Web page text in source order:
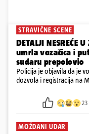
STRAVIČNE SCENE
DETALJI NESREĆE
umrla vozačica i
sudaru prepolovio
Policija je objavila da je
dozvola i registracija na
23
MOŽDANI UDAR